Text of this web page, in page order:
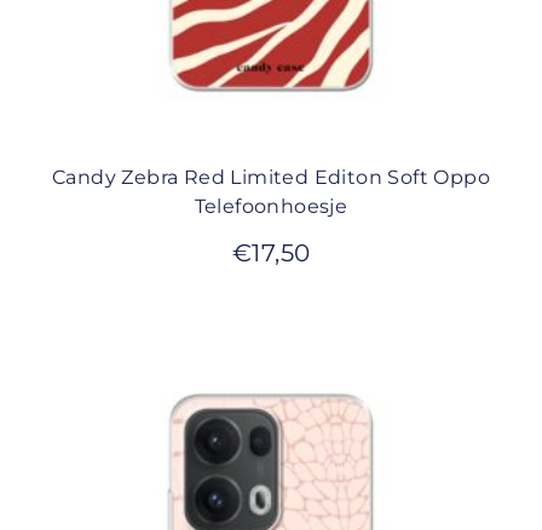
Candy Zebra Red Limited Editon Soft Oppo
Telefoonhoesje
€17,50